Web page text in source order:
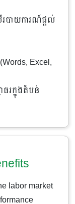
របាយការណ៍ផ្តល់
Excel,
រក្នុងតំបន់
labor market